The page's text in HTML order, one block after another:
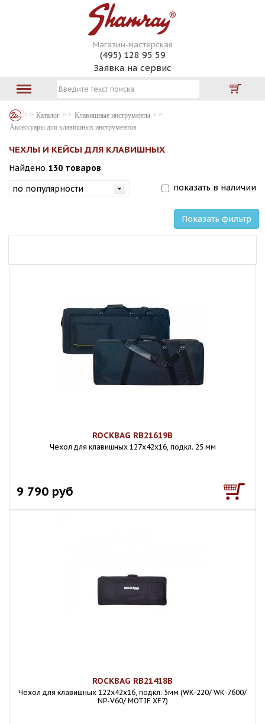
Магазин-мастерская
(495) 128 95 59
Заявка на сервис
Каталог
Клавишные инструменты
Аксессуары для клавишных инструментов
ЧЕХЛЫ И КЕЙСЫ ДЛЯ КЛАВИШНЫХ
Найдено 130 товаров
показать в наличии
Показать фильтр
ROCKBAG RB21619B
Чехол для клавишных 127х42х16, подкл. 25 мм
9 790 руб
ROCKBAG RB21418B
Чехол для клавишных 122х42х16, подкл. 5мм (WK-220/ WK-7600/
NP-V60/ MOTIF XF7)